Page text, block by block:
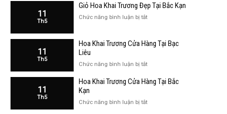
Khai
Đẹp
Liêu
11
Th5
Giỏ Hoa Khai Trương Đẹp Tại Bắc Kạn
Chức năng bình luận bị tắtở
Khai
Tại
Kạn
11
Th5
Hoa Khai Trương Cửa Hàng Tại Bạc
Liêu
Chức năng bình luận bị tắtở
Khai
Hàng
11
Th5
Hoa Khai Trương Cửa Hàng Tại Bắc
Kạn
Chức năng bình luận bị tắtở